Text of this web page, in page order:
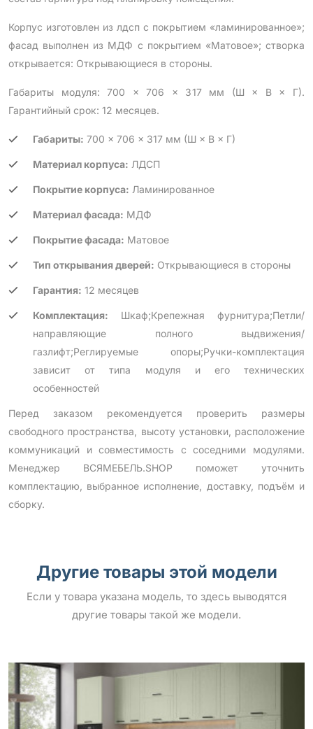
Корпус изготовлен из лдсп с покрытием «ламинированное»;
фасад выполнен из МДФ с покрытием «Матовое»; створка
открывается: Открывающиеся в стороны.
Габариты модуля: 700 × 706 × 317 мм (Ш × В × Г).
Гарантийный срок: 12 месяцев.
Габариты: 700 × 706 × 317 мм (Ш × В × Г)
Материал корпуса: ЛДСП
Покрытие корпуса: Ламинированное
Материал фасада: МДФ
Покрытие фасада: Матовое
Тип открывания дверей: Открывающиеся в стороны
Гарантия: 12 месяцев
Комплектация: Шкаф;Крепежная фурнитура;Петли/
направляющие полного выдвижения/
газлифт;Реглируемые опоры;Ручки-комплектация
зависит от типа модуля и его технических
особенностей
Перед заказом рекомендуется проверить размеры
свободного пространства, высоту установки, расположение
коммуникаций и совместимость с соседними модулями.
Менеджер ВСЯМЕБЕЛЬ.SHOP поможет уточнить
комплектацию, выбранное исполнение, доставку, подъём и
сборку.
Другие товары этой модели
Если у товара указана модель, то здесь выводятся
другие товары такой же модели.